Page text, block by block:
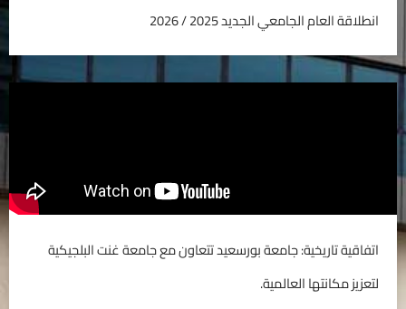
انطلاقة العام الجامعي الجديد 2025 / 2026
اتفاقية تاريخية: جامعة بورسعيد تتعاون مع جامعة غنت البلجيكية
لتعزيز مكانتها العالمية.